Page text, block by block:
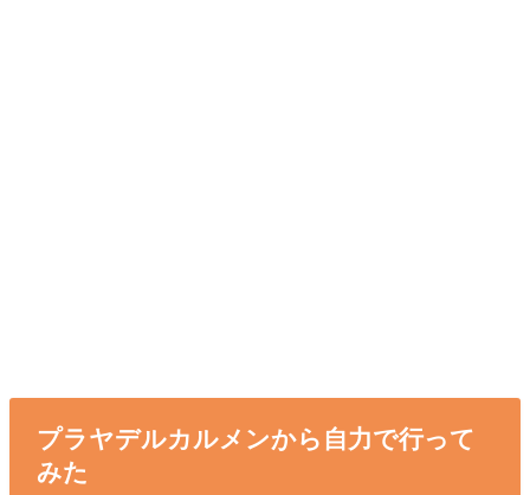
プラヤデルカルメンから自力で行って
みた